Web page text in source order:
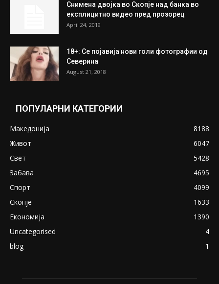
Снимена двојка во Скопје над банка во
експлицитно видео пред прозорец
April 24, 2019
18+: Се појавија нови голи фотографии од
Северина
August 21, 2018
ПОПУЛАРНИ КАТЕГОРИИ
Македонија
8188
Живот
6047
Свет
5428
Забава
4695
Спорт
4099
Скопје
1633
Економија
1390
Uncategorised
4
blog
1